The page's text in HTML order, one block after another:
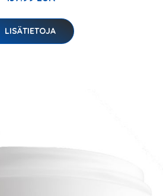
LISÄTIETOJA